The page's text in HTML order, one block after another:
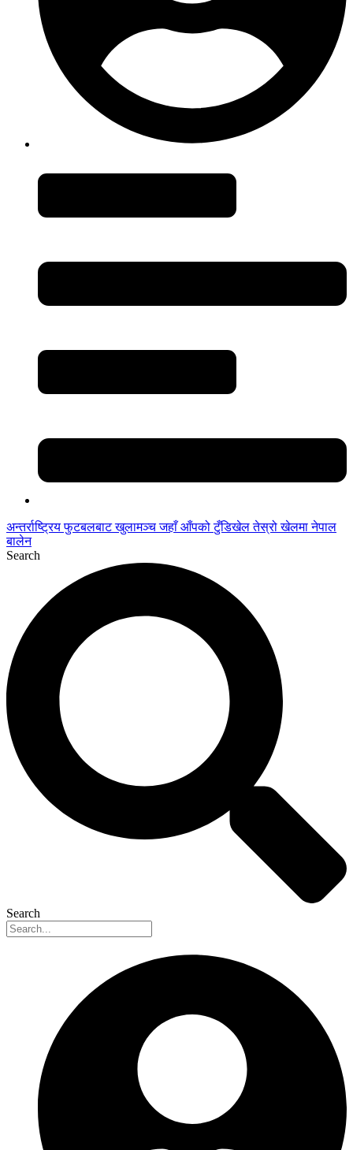
अन्तर्राष्ट्रिय फुटबलबाट खुलामञ्च जहाँ आँपको टुँडिखेल तेस्रो खेलमा नेपाल
बालेन
Search
Search